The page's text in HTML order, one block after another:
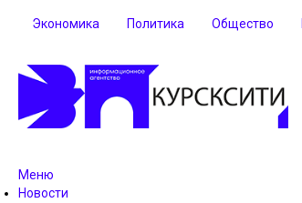
Экономика Политика Общество
Меню
Новости